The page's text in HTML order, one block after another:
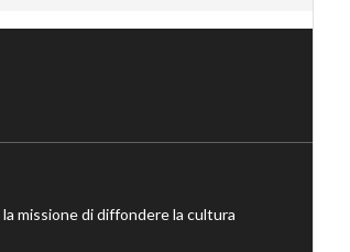
missione di diffondere la cultura